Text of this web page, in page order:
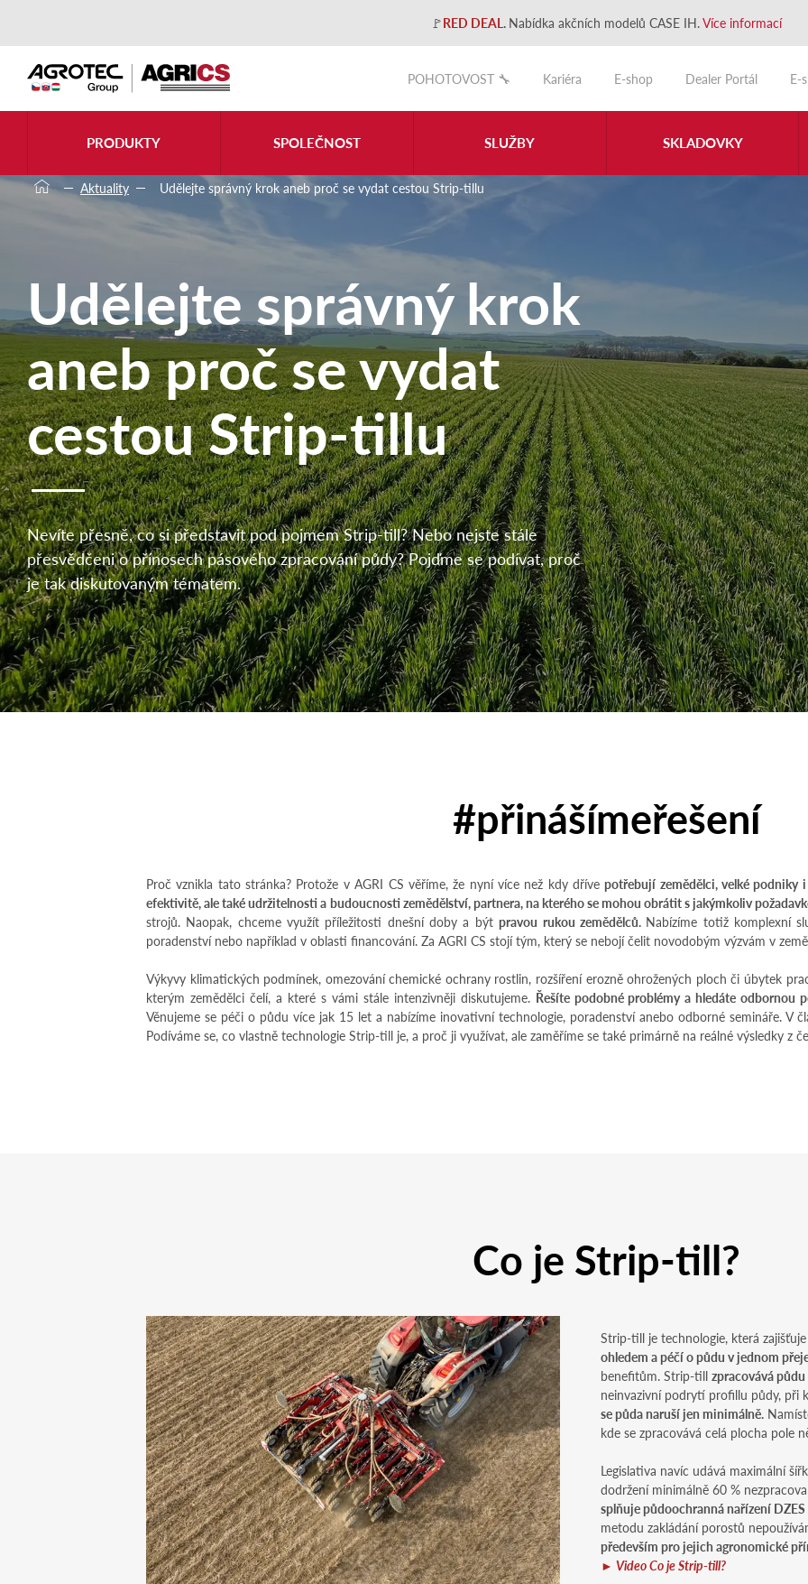
🚩RED DEAL. Nabídka akčních modelů CASE IH.Více informací
POHOTOVOST 🔧 Kariéra E-shop Dealer Portál E-
PRODUKTY SPOLEČNOST SLUŽBY SKLADOVKY
Aktuality Udělejte správný krok aneb proč se vydat cestou Strip-tillu
Udělejte správný krok
aneb proč se vydat
cestou Strip-tillu
Nevíte přesně, co si představit pod pojmem Strip-till? Nebo nejste stále
přesvědčeni o přínosech pásového zpracování půdy? Pojďme se podívat, proč
je tak diskutovaným tématem.
#přinášímeřešení
Proč vznikla tato stránka? Protože v AGRI CS věříme, že nyní více než kdy dřívepotřebují zemědělci, velké podniky
efektivitě, ale také udržitelnosti a budoucnosti zemědělství, partnera, na kterého se mohou obrátit s jakýmkoliv
strojů. Naopak, chceme využít příležitosti dnešní doby a býtpravou rukou zemědělců. Nabízíme totiž komplexní
poradenství nebo například v oblasti financování. Za AGRI CS stojí tým, který se nebojí čelit novodobým výzvám v
Výkyvy klimatických podmínek, omezování chemické ochrany rostlin, rozšíření erozně ohrožených ploch či úbytek
kterým zemědělci čelí, a které s vámi stále intenzivněji diskutujeme. Řešíte podobné problémy a hledáte odbornou
Věnujeme se péči o půdu více jak 15 let a nabízíme inovativní technologie, poradenství anebo odborné semináře. V
Podíváme se, co vlastně technologie Strip-till je, a proč ji využívat, ale zaměříme se také primárně na reálné výsledky z
Co je Strip-till?
Strip-till je technologie, která
ohledem a péčí o půdu v jednom
benefitům. Strip-till zpracovává
neinvazivní podrytí profillu půdy, při
se půda naruší jen minimálně.
kde se zpracovává celá plocha pole
Legislativa navíc udává maximální
dodržení minimálně 60 %
splňuje půdoochranná nařízení DZES
metodu zakládání porostů
především pro jejich agronomické
► Video Co je Strip-till?